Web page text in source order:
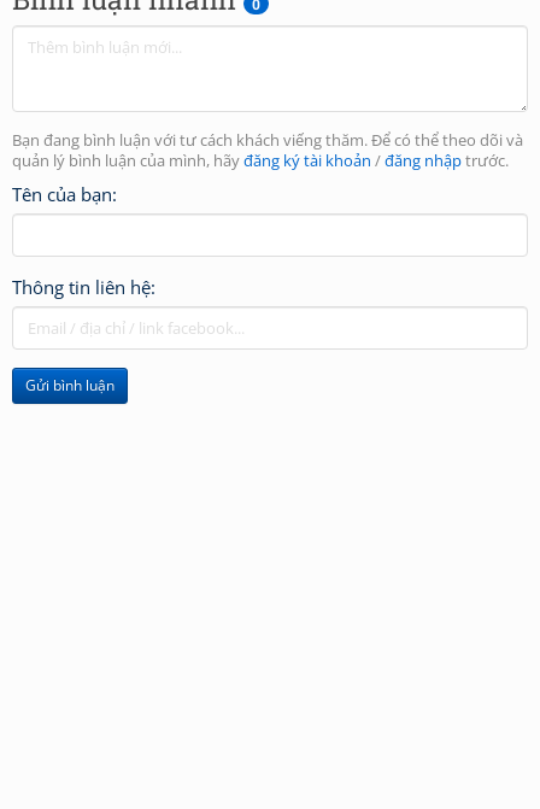
Bạn đang bình luận với tư cách khách viếng thăm. Để có thể theo dõi và
quản lý bình luận của mình, hãyđăng ký tài khoản /đăng nhậptrước.
Tên của bạn:
Thông tin liên hệ:
Gửi bình luận